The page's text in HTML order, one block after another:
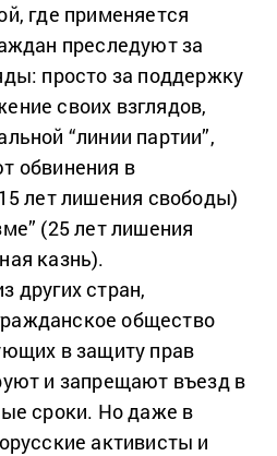
где применяется
преследуют за
просто за поддержку
своих взглядов,
“линии партии”,
обвинения в
лет лишения свободы)
(25 лет лишения
казнь).
других стран,
общество
в защиту прав
и запрещают въезд в
сроки. Но даже в
активисты и